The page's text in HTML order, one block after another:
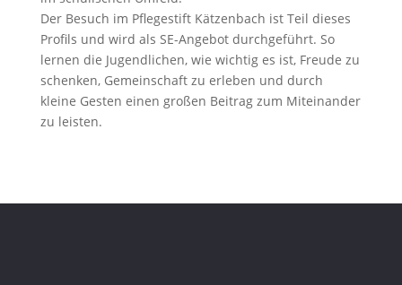
Der Besuch im Pflegestift Kätzenbach ist Teil dieses
Profils und wird als SE-Angebot durchgeführt. So
lernen die Jugendlichen, wie wichtig es ist, Freude zu
schenken, Gemeinschaft zu erleben und durch
kleine Gesten einen großen Beitrag zum Miteinander
zu leisten.